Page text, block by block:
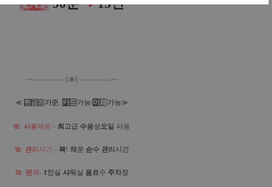
:εAз:90분➜ 15만
╭╼|═══════ ✱ ═══════|╾╮
≪ 현 금가기 준, 카드 가능/이 체 가능≫
ఇ: 사용제 품 - 최 고 급 수용성 오 일 사용
ఇ: 관리 시 간 - 꽉! 채 운 순수 관리 시간
ఇ: 편 의 - 1 인 실 샤워 실 음료 수 주차장